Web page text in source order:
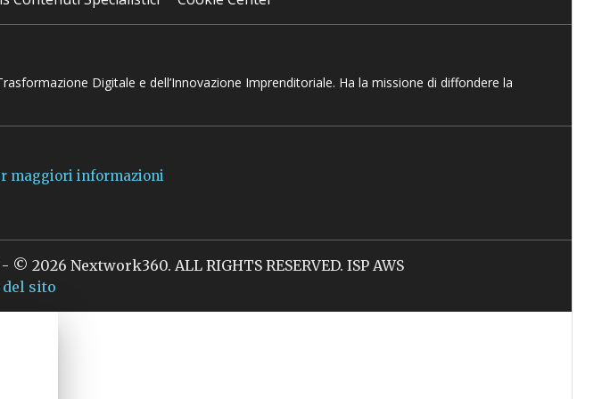
Digitale e dell’Innovazione Imprenditoriale. Ha la missione di diffondere la
maggiori informazioni
2026 Nextwork360. ALL RIGHTS RESERVED. ISP AWS
del sito